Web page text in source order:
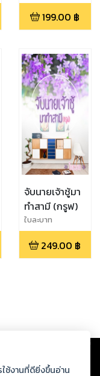
199.00 ฿
จับนายเจ้าชู้มา
ทำสามี (กรูฟ)
ใบละบาท
249.00 ฿
ฏว่าละเมิดสิทธิใน
ละศีลธรรม ดังนั้น ผู้อ่าน
ช้งานที่ดียิ่งขึ้นอ่าน